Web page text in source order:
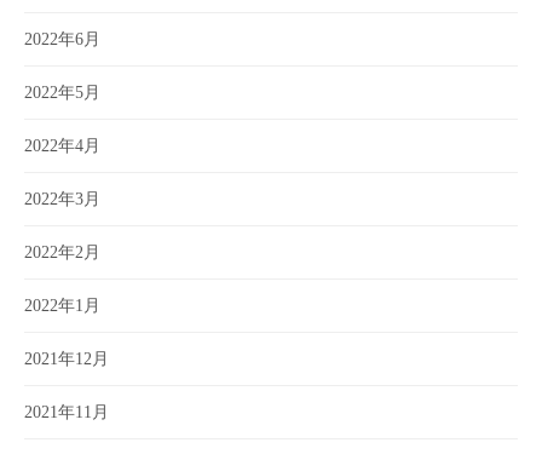
2022年6月
2022年5月
2022年4月
2022年3月
2022年2月
2022年1月
2021年12月
2021年11月